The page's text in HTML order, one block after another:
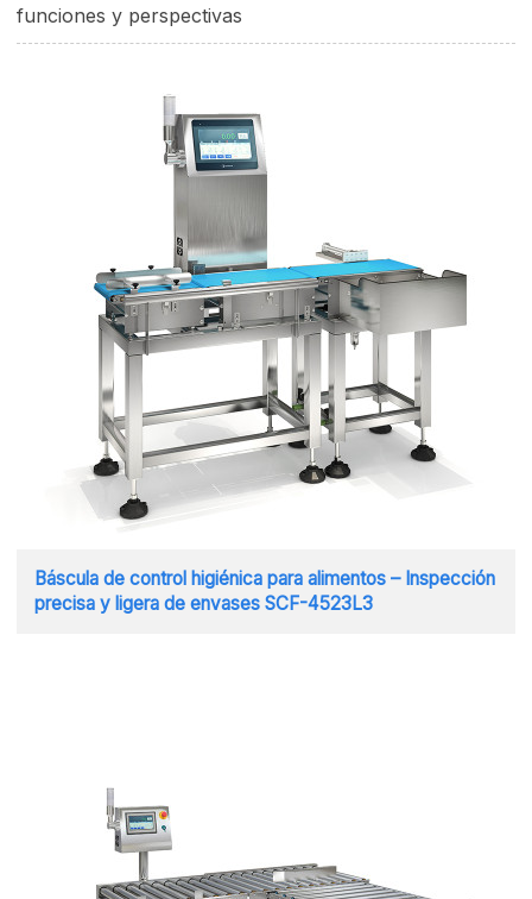
funciones y perspectivas
Báscula de control higiénica para alimentos – Inspección
precisa y ligera de envases SCF-4523L3